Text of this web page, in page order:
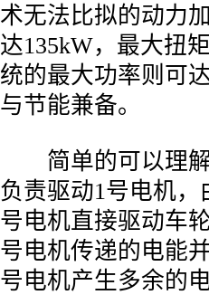
术无法比拟的动力
达135kW，最大扭
统的最大功率则可
与节能兼备。
简单的可以理解
负责驱动1号电机
号电机直接驱动车
号电机传递的电能
号电机产生多余的